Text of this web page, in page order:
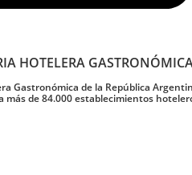
HOTELERA
Gastronómica de la República
más de 84.000 establecimientos